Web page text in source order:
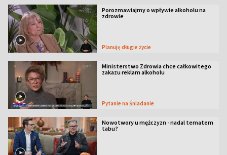
Porozmawiajmy o wpływie alkoholu na
zdrowie
Planuję długie życie
Ministerstwo Zdrowia chce całkowitego
zakazu reklam alkoholu
Pytanie na Śniadanie
Nowotwory u mężczyzn - nadal tematem
tabu?